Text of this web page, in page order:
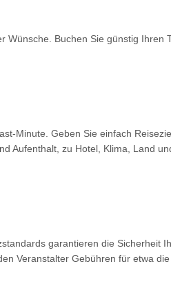
Buchen Sie günstig Ihren
Minute. Geben Sie einfach
Aufenthalt, zu Hotel, Klima, Land
garantieren die Sicherheit
Veranstalter Gebühren für etwa